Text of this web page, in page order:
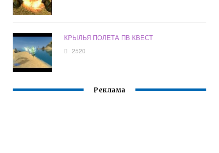
КРЫЛЬЯ ПОЛЕТА ПВ КВЕСТ
2520
Реклама